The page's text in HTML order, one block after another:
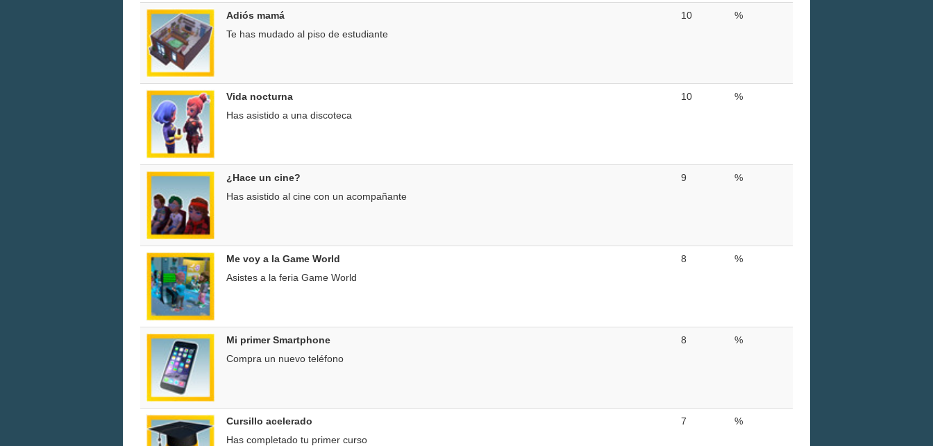
Adiós mamá
Te has mudado al piso de estudiante
10 %
Vida nocturna
Has asistido a una discoteca
10 %
¿Hace un cine?
Has asistido al cine con un acompañante
9 %
Me voy a la Game World
Asistes a la feria Game World
8 %
Mi primer Smartphone
Compra un nuevo teléfono
8 %
Cursillo acelerado
Has completado tu primer curso
7 %